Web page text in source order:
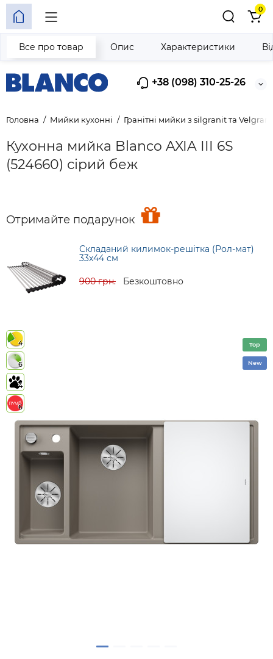
+38 (098) 310-25-26
0
Головна Мийки кухонні Гранітні мийки з silgranit та
Кухонна мийка Blanco AXIA III 6S
(524660) сірий беж
Отримайте подарунок
Складаний килимок-решітка (Рол-мат)
33х44 см
900 грн. Безкоштовно
Все про товар Опис Характеристики
4
6
4
6
Top
New